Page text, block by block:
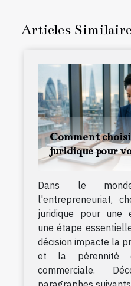
Articles
Comment
juridique pour
Dans le
l'entrepreneuriat,
juridique pour une
une étape
décision impacte la
et la pérennité
commerciale.